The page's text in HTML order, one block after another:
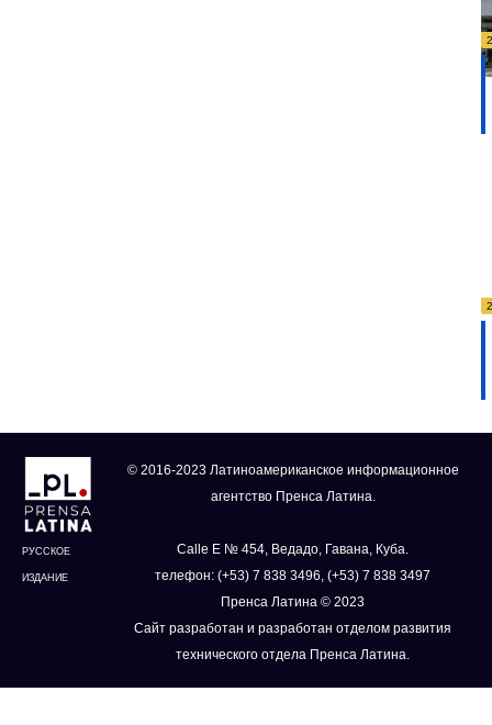
РУССКОЕ
ИЗДАНИЕ
© 2016-2023 Латиноамериканское информационное
агентство Пренса Латина.
Calle E № 454, Ведадо, Гавана, Куба.
телефон: (+53) 7 838 3496, (+53) 7 838 3497
Пренса Латина © 2023
Сайт разработан и разработан отделом развития
технического отдела Пренса Латина.